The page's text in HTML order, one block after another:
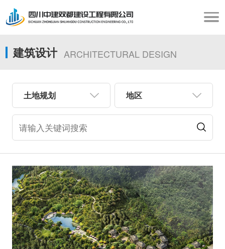
建筑设计 ARCHITECTURAL DESIGN
土地规划 地区